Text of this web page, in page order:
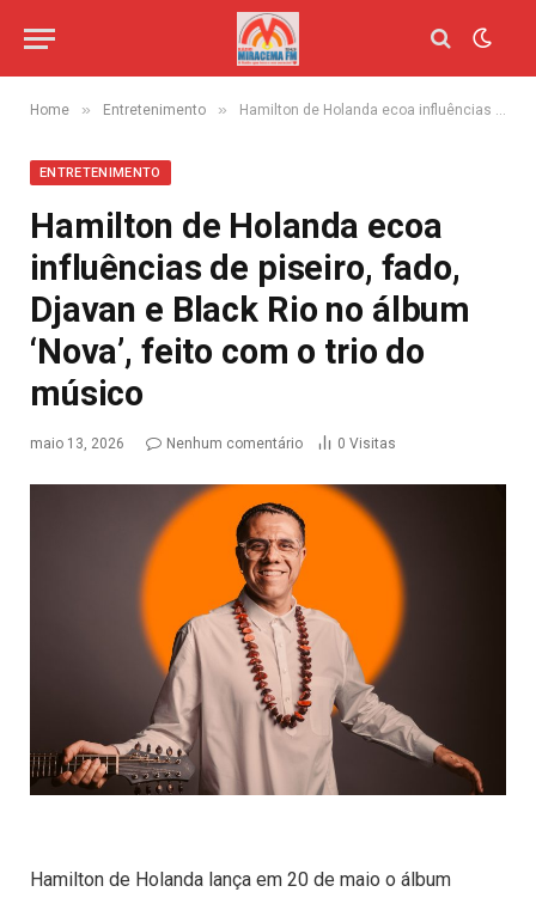
Home » Entretenimento » Hamilton de Holanda ecoa influências de piseiro, fado, Djavan e Black Rio no álbum ‘Nova’, feito com o trio do músico
ENTRETENIMENTO
Hamilton de Holanda ecoa
influências de piseiro, fado,
Djavan e Black Rio no álbum
‘Nova’, feito com o trio do
músico
maio 13, 2026 Nenhum comentário 0 Visitas
Hamilton de Holanda lança em 20 de maio o álbum